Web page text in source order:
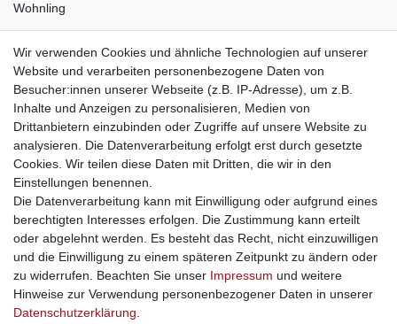
Wohnling
weitere Shops
traumlampen- Lampen und Kronleuchter
kinderwagencenter- Exklusive und günstige Kinderwagen
gastrogeraete24- alles für Gastronomie und Imbiss
soziale Medien
Facebook
sicher einkaufen
Sichere Bestellung und Zahlung via SSL Verschlüsselung
Wir verwenden Cookies und ähnliche Technologien auf unserer
Website und verarbeiten personenbezogene Daten von
Besucher:innen unserer Webseite (z.B. IP-Adresse), um z.B.
Inhalte und Anzeigen zu personalisieren, Medien von
Drittanbietern einzubinden oder Zugriffe auf unsere Website zu
analysieren. Die Datenverarbeitung erfolgt erst durch gesetzte
Cookies. Wir teilen diese Daten mit Dritten, die wir in den
Einstellungen benennen.
Die Datenverarbeitung kann mit Einwilligung oder aufgrund eines
berechtigten Interesses erfolgen. Die Zustimmung kann erteilt
oder abgelehnt werden. Es besteht das Recht, nicht einzuwilligen
und die Einwilligung zu einem späteren Zeitpunkt zu ändern oder
zu widerrufen. Beachten Sie unser Impressum und weitere
Hinweise zur Verwendung personenbezogener Daten in unserer
Daten­schutz­erklärung